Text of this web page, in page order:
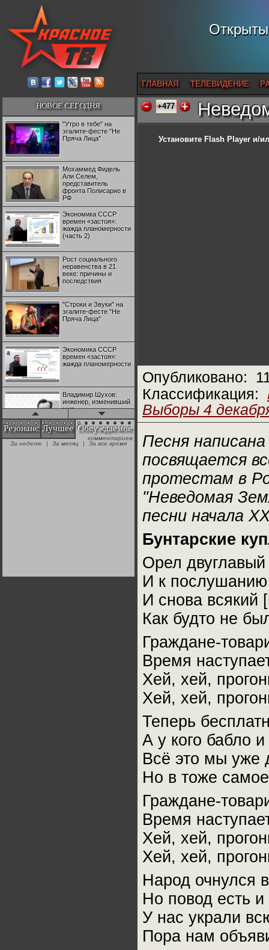
ГЛАВНАЯ ТЕЛЕВИДЕНИЕ
НОВОЕ СЕГОДНЯ
"Утро в тебе" на
эгалите-фесте "Не
Пряча Лица"
Мохаммед Фидель
Али Селем,
представитель
фронта Полисарио в
РФ
Экономика СССР
времен «застоя»:
жажда планомерности
(часть 2)
Рост социального
неравенства в 21
веке: причины и
последствия
"Строки и Звуки" на
эгалите-фесте "Не
Пряча Лица"
Экономика СССР
времен «застоя»:
жажда планомерности
Владимир Шухов:
инженер, изменивший
мир
"Аркадий Коц" на
эгалите-фесте "Не
Резонанс Лучшее Обсуждаемое
комментариев:
За неделю
| За месяц | За все время
+477
Установите Flash Player и/
Опубликовано:
Классификация:
Выборы 4
Песня
посвящается
протестам в
"Неведомая
песни начала
Бунтарские
Орел двуглавый
И к послушанию
И снова всякий
Как будто не
Граждане-
Время
Хей, хей,
Хей, хей,
Теперь
А у кого бабло
Всё это мы уже
Но в тоже
Граждане-
Время
Хей, хей,
Хей, хей,
Народ очнулся
Но повод есть
У нас украли
Пора нам